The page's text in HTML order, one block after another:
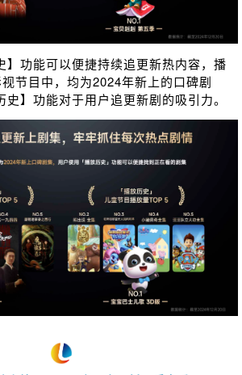
】功能可以便捷持续追更新热内容，播
节目中，均为2024年新上的口碑剧
】功能对于用户追更新剧的吸引力。